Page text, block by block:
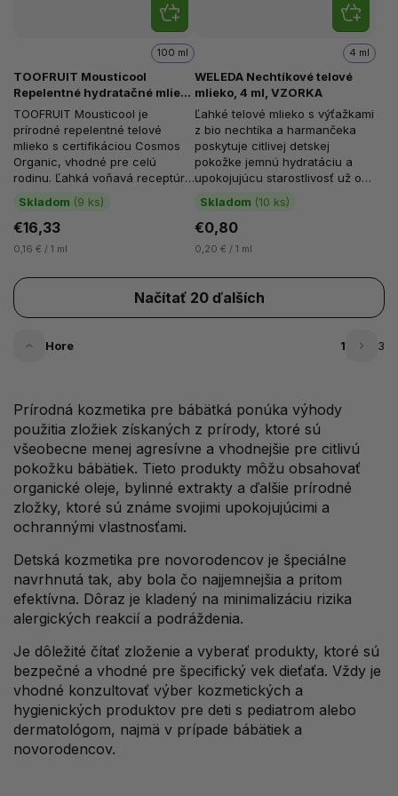
TOOFRUIT Mousticool
Repelentné hydratačné mlieko
pre deti s citrónom a katalpou,
100 ml
Skladom (9 ks)
100 ml
€16,33
0,16 € / 1 ml
TOOFRUIT Mousticool je
prírodné repelentné telové
mlieko s certifikáciou Cosmos
Organic, vhodné pre celú
rodinu. Ľahká voňavá receptúra
s citrónovou vodou, extraktom z
katalpy a...
WELEDA Nechtíkové telové
mlieko, 4 ml, VZORKA
Skladom (10 ks)
4 ml
€0,80
0,20 € / 1 ml
Ľahké telové mlieko s výťažkami
z bio nechtíka a harmančeka
poskytuje citlivej detskej
pokožke jemnú hydratáciu a
upokojujúcu starostlivosť už od
narodenia. Je...
Načítať 20 ďalších
1 3
Hore
Prírodná kozmetika pre bábätká ponúka výhody
použitia zložiek získaných z prírody, ktoré sú
všeobecne menej agresívne a vhodnejšie pre citlivú
pokožku bábätiek. Tieto produkty môžu obsahovať
organické oleje, bylinné extrakty a ďalšie prírodné
zložky, ktoré sú známe svojimi upokojujúcimi a
ochrannými vlastnosťami.
Detská kozmetika pre novorodencov je špeciálne
navrhnutá tak, aby bola čo najjemnejšia a pritom
efektívna. Dôraz je kladený na minimalizáciu rizika
alergických reakcií a podráždenia.
Je dôležité čítať zloženie a vyberať produkty, ktoré sú
bezpečné a vhodné pre špecifický vek dieťaťa. Vždy je
vhodné konzultovať výber kozmetických a
hygienických produktov pre deti s pediatrom alebo
dermatológom, najmä v prípade bábätiek a
novorodencov.